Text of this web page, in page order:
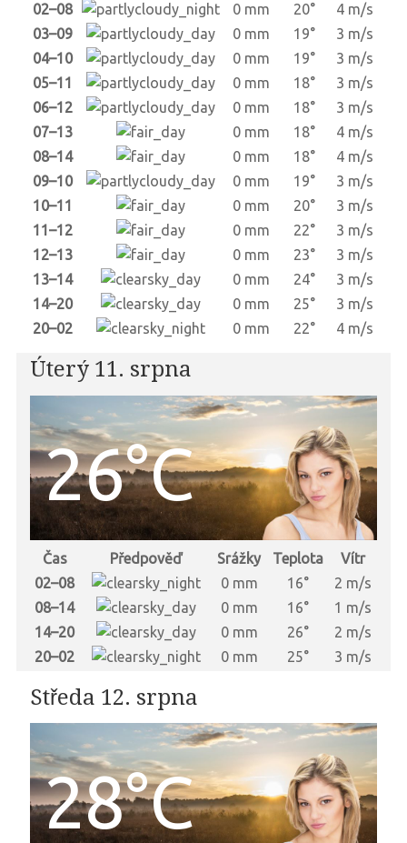
02–08 0 mm 20°
4 m/s
03–09
0 mm 19°
3 m/s
04–10
0 mm 19°
3 m/s
05–11
0 mm 18°
3 m/s
06–12
0 mm 18°
3 m/s
07–13
0 mm 18°
4 m/s
08–14
0 mm 18°
4 m/s
09–10
0 mm 19°
3 m/s
10–11
0 mm 20°
3 m/s
11–12
0 mm 22°
3 m/s
12–13
0 mm 23°
3 m/s
13–14
0 mm 24°
3 m/s
14–20
0 mm 25°
3 m/s
20–02
0 mm 22° 4 m/s
Úterý 11. srpna
26°C
Čas Předpověď Srážky Teplota
Vítr
02–08
0 mm 16°
2 m/s
08–14
0 mm 16°
1 m/s
14–20
0 mm 26°
2 m/s
20–02
0 mm 25° 3 m/s
Středa 12. srpna
28°C